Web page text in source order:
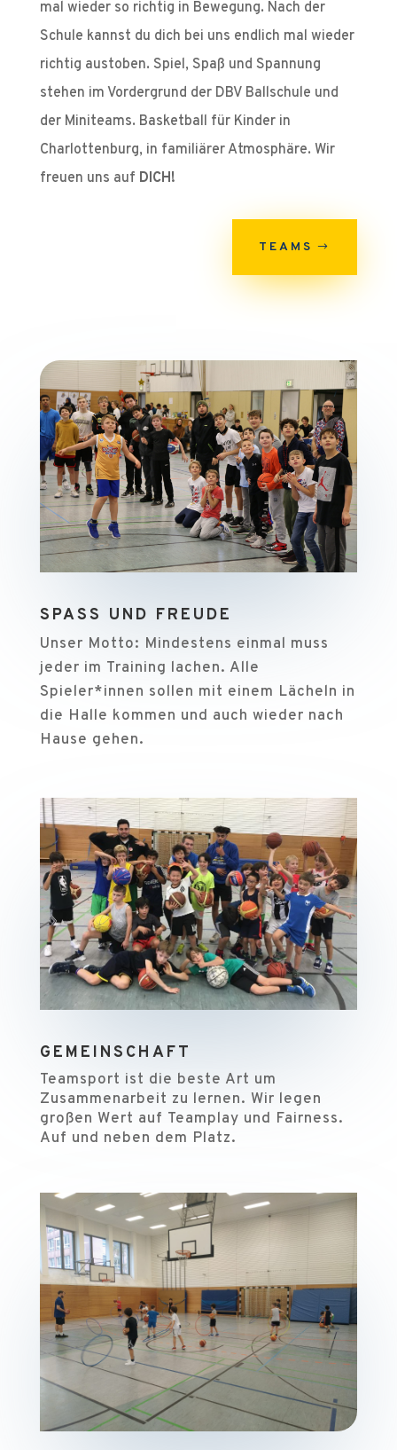
mal wieder so richtig in Bewegung. Nach der
Schule kannst du dich bei uns endlich mal wieder
richtig austoben. Spiel, Spaß und Spannung
stehen im Vordergrund der DBV Ballschule und
der Miniteams. Basketball für Kinder in
Charlottenburg, in familiärer Atmosphäre. Wir
freuen uns auf DICH!
TEAMS
SPASS UND FREUDE
Unser Motto: Mindestens einmal muss
jeder im Training lachen. Alle
Spieler*innen sollen mit einem Lächeln in
die Halle kommen und auch wieder nach
Hause gehen.
GEMEINSCHAFT
Teamsport ist die beste Art um
Zusammenarbeit zu lernen. Wir legen
großen Wert auf Teamplay und Fairness.
Auf und neben dem Platz.